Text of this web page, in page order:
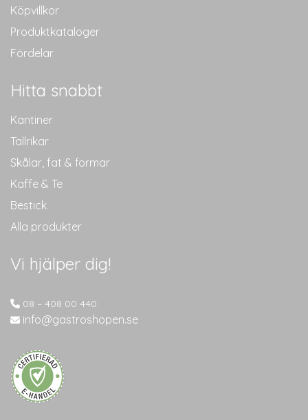
Köpvillkor
Produktkataloger
Fördelar
Hitta snabbt
Kantiner
Tallrikar
Skålar, fat & formar
Kaffe & Te
Bestick
Alla produkter
Vi hjälper dig!
08 – 408 00 440
info@gastroshopen.se